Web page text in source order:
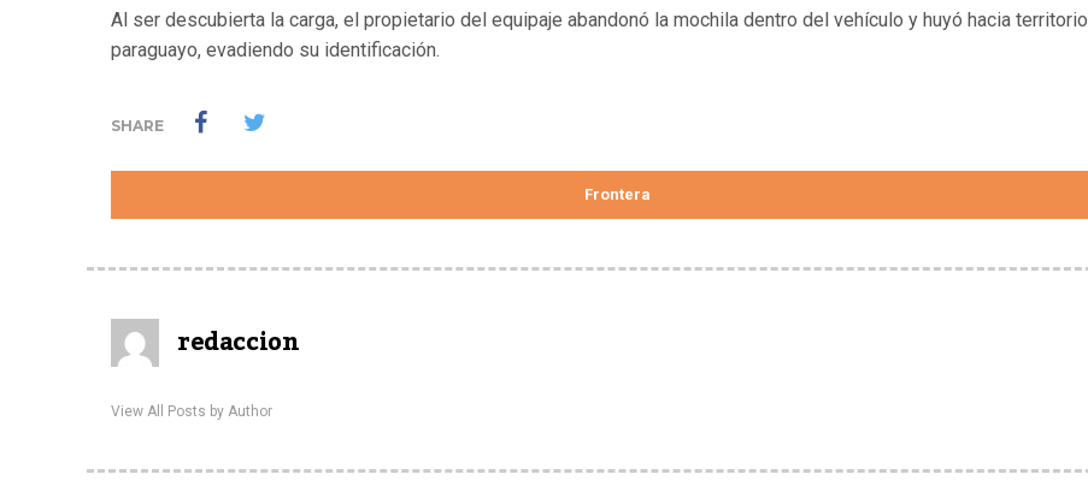
Al ser descubierta la carga, el propietario del equipaje abandonó la mochila dentro del vehículo y huyó hacia territorio
paraguayo, evadiendo su identificación.
SHARE
Frontera
redaccion
View All Posts by Author